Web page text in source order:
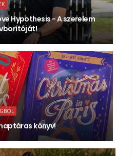
Hypothesis - A szerelem
könyv!